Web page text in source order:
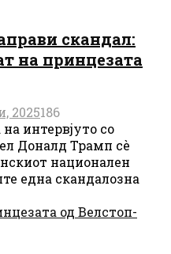
скандал:
на принцезата
2025186
интервјуто со
Доналд Трамп сè
национален
една скандалозна
од Велстоп-